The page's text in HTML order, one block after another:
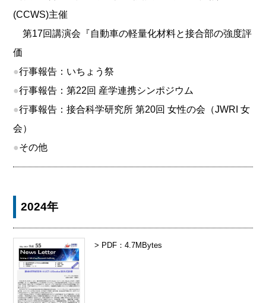
(CCWS)主催
第17回講演会『自動車の軽量化材料と接合部の強度評
価
●行事報告：いちょう祭
●行事報告：第22回 産学連携シンポジウム
●行事報告：接合科学研究所 第20回 女性の会（JWRI 女
会）
●その他
2024年
> PDF：4.7MBytes